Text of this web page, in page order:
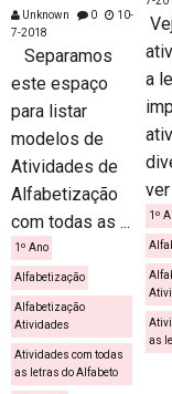
Unknown 0
10-
7-2018
Separamos
este espaço
para listar
modelos de
Atividades de
Alfabetização
com todas as ...
1º Ano
Alfabetização
Alfabetização
Atividades
Atividades com todas
as letras do Alfabeto
a
ver
1º
as